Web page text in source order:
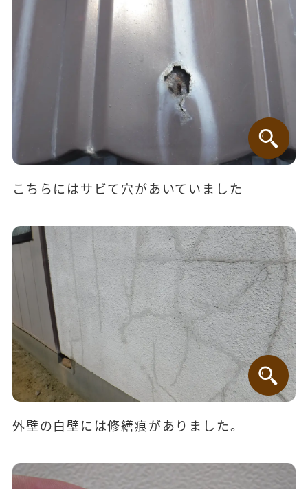
こちらにはサビて穴があいていました
外壁の白壁には修繕痕がありました。